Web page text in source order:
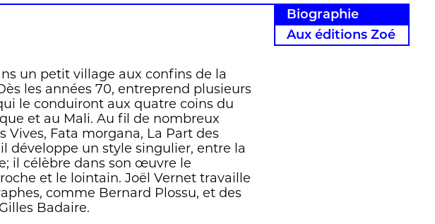
Biographie
Aux éditions Zoé
un petit village aux confins de la
les années 70, entreprend plusieurs
le conduiront aux quatre coins du
et au Mali. Au fil de nombreux
Vives, Fata morgana, La Part des
développe un style singulier, entre la
il célèbre dans son œuvre le
et le lointain. Joël Vernet travaille
comme Bernard Plossu, et des
Badaire.